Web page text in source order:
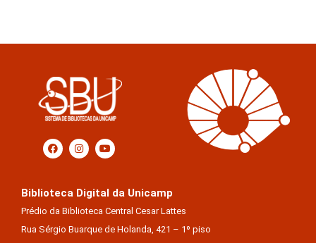
Biblioteca Digital da Unicamp
Prédio da Biblioteca Central Cesar Lattes
Rua Sérgio Buarque de Holanda, 421 – 1º piso